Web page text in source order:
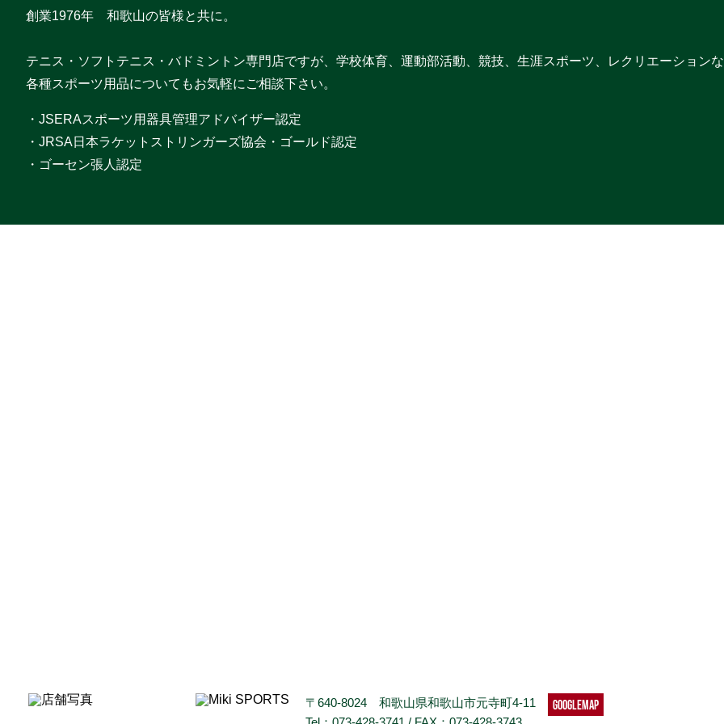
創業1976年 和歌山の皆様と共に。
テニス・ソフトテニス・バドミントン専門店ですが、学校体育、運動部活動、競技、生涯スポーツ、レクリエーション
各種スポーツ用品についてもお気軽にご相談下さい。
・JSERAスポーツ用器具管理アドバイザー認定
・JRSA日本ラケットストリンガーズ協会・ゴールド認定
・ゴーセン張人認定
〒640-8024 和歌山県和歌山市元寺町4-11
googlemap